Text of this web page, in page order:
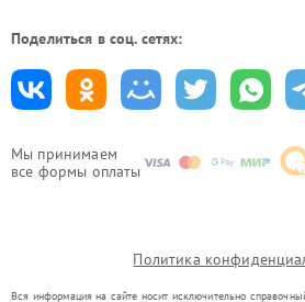
Мы принимаем
все формы оплаты
Поделиться в соц. сетях:
Политика
Вся информация на сайте носит исключительно